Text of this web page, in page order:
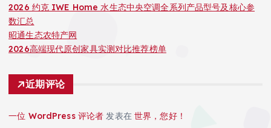
2026 约克 IWE Home 水生态中央空调全系列产品型号及核心参
数汇总
昭通生态农特产网
2026高端现代原创家具实测对比推荐榜单
近期评论
一位 WordPress 评论者 发表在世界，您好！